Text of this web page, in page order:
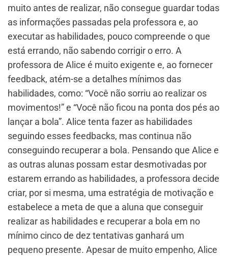
muito antes de realizar, não consegue guardar todas
as informações passadas pela professora e, ao
executar as habilidades, pouco compreende o que
está errando, não sabendo corrigir o erro. A
professora de Alice é muito exigente e, ao fornecer
feedback, atém-se a detalhes mínimos das
habilidades, como: “Você não sorriu ao realizar os
movimentos!” e “Você não ficou na ponta dos pés ao
lançar a bola”. Alice tenta fazer as habilidades
seguindo esses feedbacks, mas continua não
conseguindo recuperar a bola. Pensando que Alice e
as outras alunas possam estar desmotivadas por
estarem errando as habilidades, a professora decide
criar, por si mesma, uma estratégia de motivação e
estabelece a meta de que a aluna que conseguir
realizar as habilidades e recuperar a bola em no
mínimo cinco de dez tentativas ganhará um
pequeno presente. Apesar de muito empenho, Alice